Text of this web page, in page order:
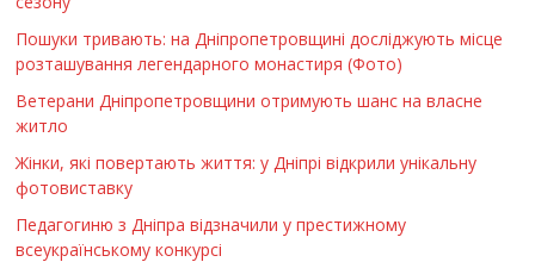
Пошуки тривають: на Дніпропетровщині досліджують місце
розташування легендарного монастиря (Фото)
Ветерани Дніпропетровщини отримують шанс на власне
житло
Жінки, які повертають життя: у Дніпрі відкрили унікальну
фотовиставку
Педагогиню з Дніпра відзначили у престижному
всеукраїнському конкурсі